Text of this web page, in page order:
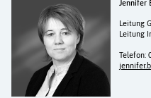
Aktuelles
Kurse
Projekte
Jennifer
Leitung
Leitung
Telefon: